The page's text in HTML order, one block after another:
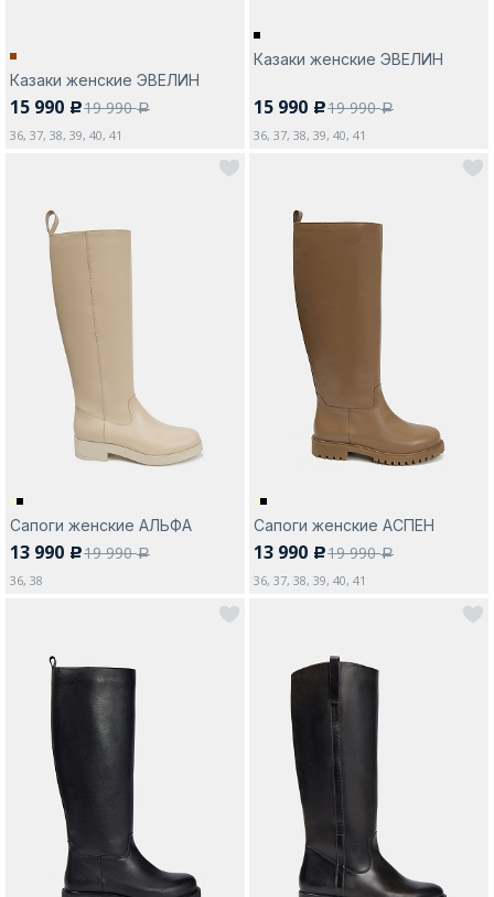
Да, все верно
Покупателям
Казаки женские ЭВЕЛИН
15 990 c19 990a
36, 37, 38, 39, 40, 41
Казаки женские ЭВЕЛИН
15 990 c19 990a
36, 37, 38, 39, 40, 41
Сапоги женские АЛЬФА
13 990 c19 990a
36, 38
Сапоги женские АСПЕН
13 990 c19 990a
36, 37, 38, 39, 40, 41